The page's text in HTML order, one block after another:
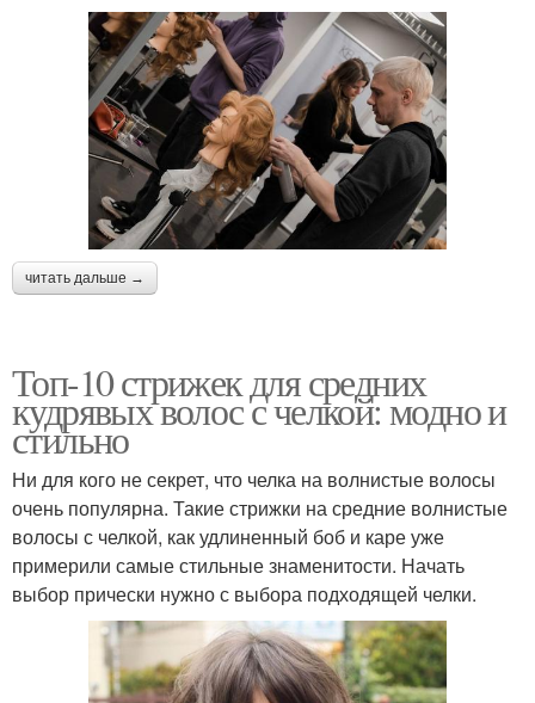
читать дальше →
Топ-10 стрижек для средних
кудрявых волос с челкой: модно и
стильно
Ни для кого не секрет, что челка на волнистые волосы
очень популярна. Такие стрижки на средние волнистые
волосы с челкой, как удлиненный боб и каре уже
примерили самые стильные знаменитости. Начать
выбор прически нужно с выбора подходящей челки.